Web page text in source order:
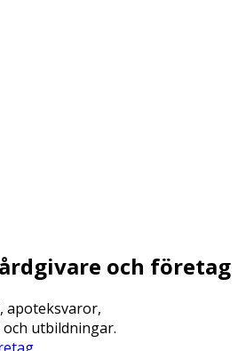
och företag
apoteksvaror,
utbildningar.